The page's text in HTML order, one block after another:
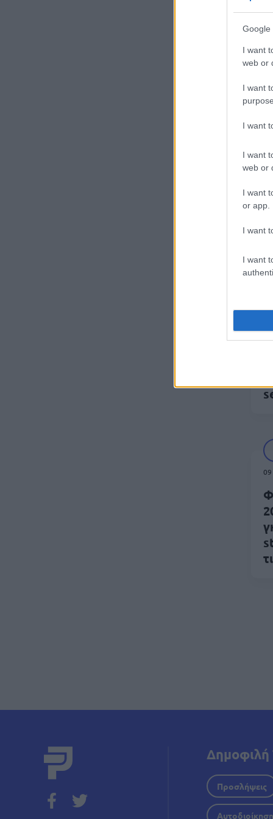
Google
I want
web or
I want
I want
I want
web or
I want
or app.
I want
I want
16
Δημοφιλή
Προσλήψεις
Αυτοδιοίκηση